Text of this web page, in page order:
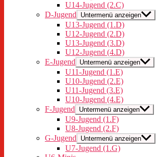
U14-Jugend (2.C)
D-Jugend
Untermenü anzeigen
U13-Jugend (1.D)
U12-Jugend (2.D)
U13-Jugend (3.D)
U12-Jugend (4.D)
E-Jugend
Untermenü anzeigen
U11-Jugend (1.E)
U10-Jugend (2.E)
U11-Jugend (3.E)
U10-Jugend (4.E)
F-Jugend
Untermenü anzeigen
U9-Jugend (1.F)
U8-Jugend (2.F)
G-Jugend
Untermenü anzeigen
U7-Jugend (1.G)